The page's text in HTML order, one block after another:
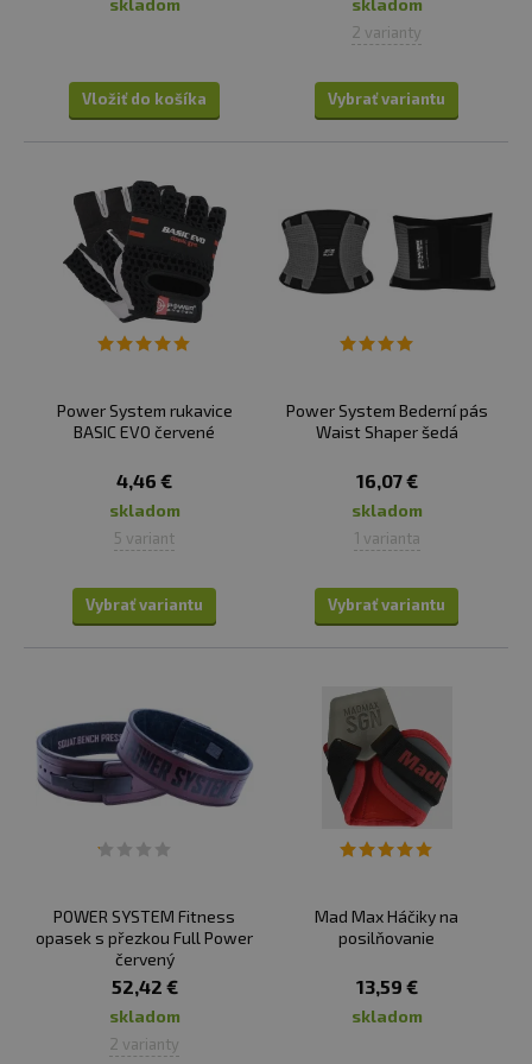
skladom
Vložiť do košíka
skladom
2 varianty
Vybrať variantu
Power System rukavice
BASIC EVO červené
4,46 €
skladom
5 variant
Vybrať variantu
Power System Bederní pás
Waist Shaper šedá
16,07 €
skladom
1 varianta
Vybrať variantu
POWER SYSTEM Fitness
opasek s přezkou Full Power
červený
52,42 €
skladom
2 varianty
Mad Max Háčiky na
posilňovanie
13,59 €
skladom